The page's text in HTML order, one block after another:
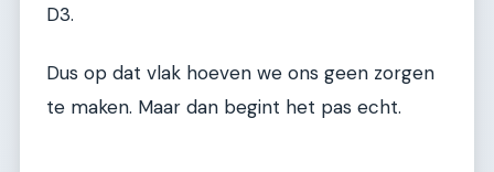
D3.
Dus op dat vlak hoeven we ons geen zorgen
te maken. Maar dan begint het pas echt.